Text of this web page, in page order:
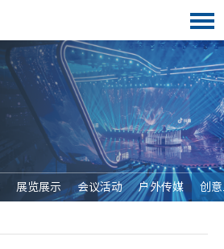
展览展示 会议活动 户外传媒 创